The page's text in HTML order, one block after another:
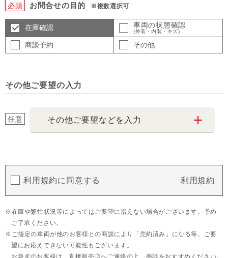
必須 お問合せの目的 ※複数選択可
在庫確認 車両の状態確認
(外装・内装・キズ)
商談予約 その他
その他ご要望の入力
任意 その他ご要望などを入力
利用規約に同意する 利用規約
在庫や繁忙状況等によってはご要望に沿えない場合がございます。予め
ご了承ください。
ご指定の車両が他のお客様との商談により「売約済み」になる等、ご要
望にお応えできない可能性もございます。
お急ぎのお客様は、直接販売店へご連絡の上、商談をおすすめください。